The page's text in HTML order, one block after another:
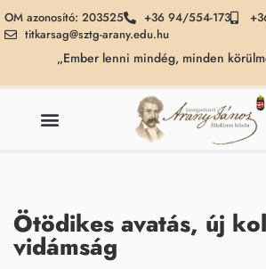
OM azonosító: 203525 +36 94/554-173
titkarsag@sztg-arany.edu.hu
„Ember lenni mindég, minden
Ötödikes avatás, új
vidámság